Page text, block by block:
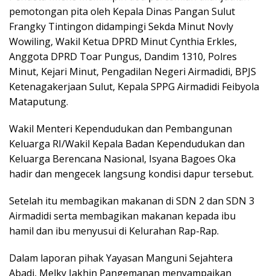
pemotongan pita oleh Kepala Dinas Pangan Sulut
Frangky Tintingon didampingi Sekda Minut Novly
Wowiling, Wakil Ketua DPRD Minut Cynthia Erkles,
Anggota DPRD Toar Pungus, Dandim 1310, Polres
Minut, Kejari Minut, Pengadilan Negeri Airmadidi, BPJS
Ketenagakerjaan Sulut, Kepala SPPG Airmadidi Feibyola
Mataputung.
Wakil Menteri Kependudukan dan Pembangunan
Keluarga RI/Wakil Kepala Badan Kependudukan dan
Keluarga Berencana Nasional, Isyana Bagoes Oka
hadir dan mengecek langsung kondisi dapur tersebut.
Setelah itu membagikan makanan di SDN 2 dan SDN 3
Airmadidi serta membagikan makanan kepada ibu
hamil dan ibu menyusui di Kelurahan Rap-Rap.
Dalam laporan pihak Yayasan Manguni Sejahtera
Abadi, Melky Jakhin Pangemanan menyampaikan